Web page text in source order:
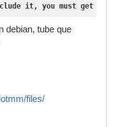
it, you must get the
debian, tube que
files/